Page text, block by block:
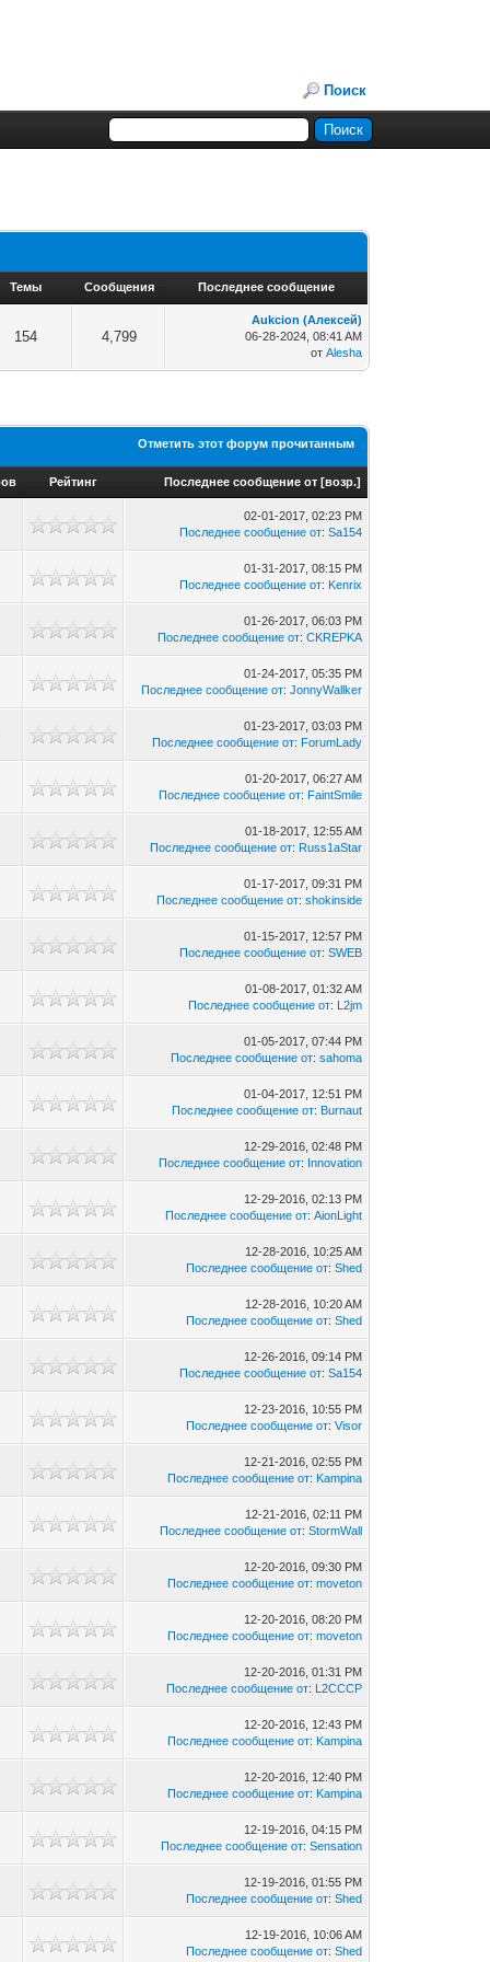
Поиск
Темы Сообщения Последнее сообщение
154 4,799
Aukcion (Алексей)
06-28-2024, 08:41 AM
отAlesha
Отметить этот форум прочитанным
Рейтинг Последнее сообщение от [возр.]
02-01-2017, 02:23 PM
Последнее сообщение от:Sa154
01-31-2017, 08:15 PM
Последнее сообщение от: Kenrix
01-26-2017, 06:03 PM
Последнее сообщение от:CKREPKA
01-24-2017, 05:35 PM
Последнее сообщение от:JonnyWallker
01-23-2017, 03:03 PM
Последнее сообщение от: ForumLady
01-20-2017, 06:27 AM
Последнее сообщение от: FaintSmile
01-18-2017, 12:55 AM
Последнее сообщение от: Russ1aStar
01-17-2017, 09:31 PM
Последнее сообщение от:shokinside
01-15-2017, 12:57 PM
Последнее сообщение от:SWEB
01-08-2017, 01:32 AM
Последнее сообщение от: L2jm
01-05-2017, 07:44 PM
Последнее сообщение от:sahoma
01-04-2017, 12:51 PM
Последнее сообщение от: Burnaut
12-29-2016, 02:48 PM
Последнее сообщение от: Innovation
12-29-2016, 02:13 PM
Последнее сообщение от:AionLight
12-28-2016, 10:25 AM
Последнее сообщение от:Shed
12-28-2016, 10:20 AM
Последнее сообщение от:Shed
12-26-2016, 09:14 PM
Последнее сообщение от:Sa154
12-23-2016, 10:55 PM
Последнее сообщение от:Visor
12-21-2016, 02:55 PM
Последнее сообщение от: Kampina
12-21-2016, 02:11 PM
Последнее сообщение от:StormWall
12-20-2016, 09:30 PM
Последнее сообщение от:moveton
12-20-2016, 08:20 PM
Последнее сообщение от:moveton
12-20-2016, 01:31 PM
Последнее сообщение от: L2CCCP
12-20-2016, 12:43 PM
Последнее сообщение от: Kampina
12-20-2016, 12:40 PM
Последнее сообщение от: Kampina
12-19-2016, 04:15 PM
Последнее сообщение от:Sensation
12-19-2016, 01:55 PM
Последнее сообщение от:Shed
12-19-2016, 10:06 AM
Последнее сообщение от:Shed